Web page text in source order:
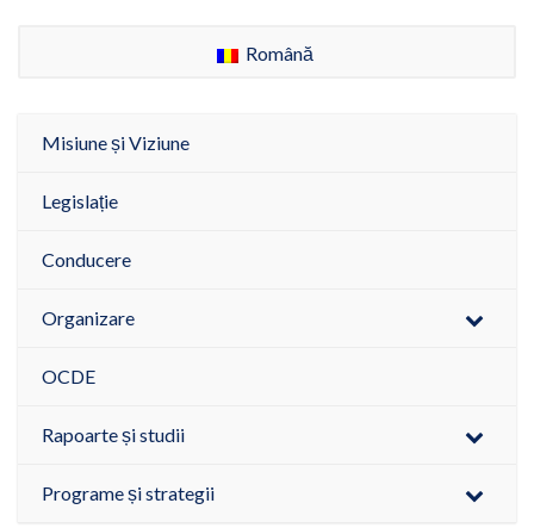
Română
Misiune și Viziune
Legislație
Conducere
Organizare
OCDE
Rapoarte și studii
Programe și strategii